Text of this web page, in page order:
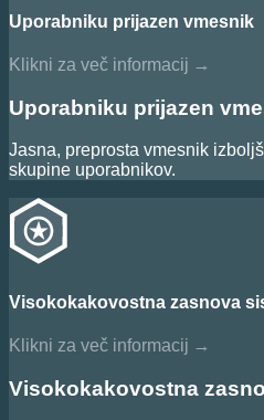
Uporabniku prijazen vmesnik
Klikni za več informacij →
Uporabniku prijazen
Jasna, preprosta vmesnik
skupine uporabnikov.
Visokokakovostna zasnova
Klikni za več informacij →
Visokokakovostna